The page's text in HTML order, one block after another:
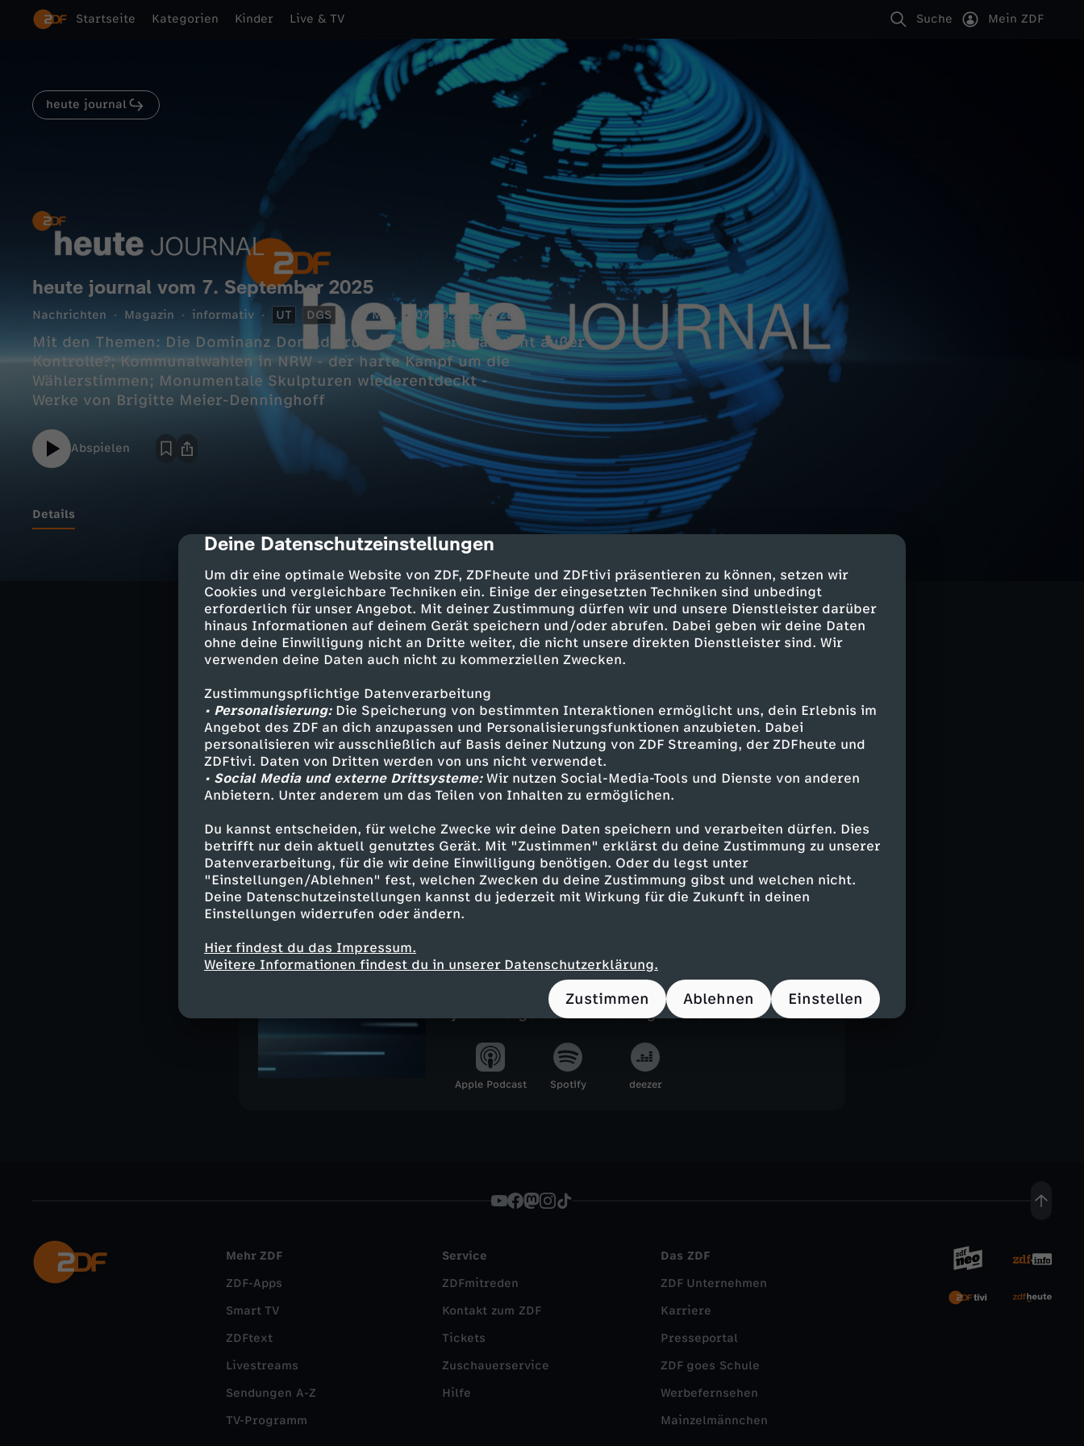
cmp-dialog-description
Deine Datenschutzeinstellungen
Um dir eine optimale Website von ZDF, ZDFheute und ZDFtivi präsentieren zu können, setzen wir
Cookies und vergleichbare Techniken ein. Einige der eingesetzten Techniken sind unbedingt
erforderlich für unser Angebot. Mit deiner Zustimmung dürfen wir und unsere Dienstleister darüber
hinaus Informationen auf deinem Gerät speichern und/oder abrufen. Dabei geben wir deine Daten
ohne deine Einwilligung nicht an Dritte weiter, die nicht unsere direkten Dienstleister sind. Wir
verwenden deine Daten auch nicht zu kommerziellen Zwecken.
Zustimmungspflichtige Datenverarbeitung
• Personalisierung:Die Speicherung von bestimmten Interaktionen ermöglicht uns, dein Erlebnis im
Angebot des ZDF an dich anzupassen und Personalisierungsfunktionen anzubieten. Dabei
personalisieren wir ausschließlich auf Basis deiner Nutzung von ZDF Streaming, der ZDFheute und
ZDFtivi. Daten von Dritten werden von uns nicht verwendet.
• Social Media und externe Drittsysteme:Wir nutzen Social-Media-Tools und Dienste von anderen
Anbietern. Unter anderem um das Teilen von Inhalten zu ermöglichen.
Du kannst entscheiden, für welche Zwecke wir deine Daten speichern und verarbeiten dürfen. Dies
betrifft nur dein aktuell genutztes Gerät. Mit "Zustimmen" erklärst du deine Zustimmung zu unserer
Datenverarbeitung, für die wir deine Einwilligung benötigen. Oder du legst unter
"Einstellungen/Ablehnen" fest, welchen Zwecken du deine Zustimmung gibst und welchen nicht.
Deine Datenschutzeinstellungen kannst du jederzeit mit Wirkung für die Zukunft in deinen
Einstellungen widerrufen oder ändern.
Hier findest du das Impressum.
Weitere Informationen findest du in unserer Datenschutzerklärung.
Zustimmen Ablehnen Einstellen
Startseite Kategorien Kinder Live & TV Suche Mein ZDF
heute journal
heute journal vom 7. September 2025
Nachrichten Magazin informativ UT DGS 28 Min. 07.09.2025 ZDF
Mit den Themen: Die Dominanz Donald Trumps - ist der Präsident außer
Kontrolle?; Kommunalwahlen in NRW - der harte Kampf um die
Wählerstimmen; Monumentale Skulpturen wiederentdeckt -
Werke von Brigitte Meier-Denninghoff
Abspielen
Details
Die Dominanz Donald Trumps
Ist der Präsident außer Kontrolle?
Kommunalwahlen in NRW
Der harte Kampf um die Wählerstimmen
Monumentale Skulpturen wiederentdeckt
Werke von Brigitte Meier-Denninghoff
Ähnliche Inhalte entdecken
Nachrichten Magazin informativ
Untertitel
Deutsche Gebärdensprache
heute journal
heute journal - der Podcast
Was steckt hinter den großen Schlagzeilen?
Gemeinsam mit Marietta Slomka, Christian
Sievers und Dunja Hayali blickt Helene Reiner in
jeder Folge auf ein wichtiges Thema der Woche.
Apple Podcast Spotify deezer
Mehr ZDF
ZDF-Apps
Smart TV
ZDFtext
Livestreams
Sendungen A-Z
TV-Programm
Service
ZDFmitreden
Kontakt zum ZDF
Tickets
Zuschauerservice
Hilfe
Das ZDF
ZDF Unternehmen
Karriere
Presseportal
ZDF goes Schule
Werbefernsehen
Mainzelmännchen